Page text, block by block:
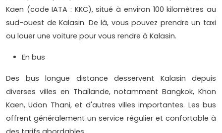
Kaen (code IATA : KKC), situé à environ 100 kilomètres au
sud-ouest de Kalasin. De là, vous pouvez prendre un taxi
ou louer une voiture pour vous rendre à Kalasin.
En bus
Des bus longue distance desservent Kalasin depuis
diverses villes en Thaïlande, notamment Bangkok, Khon
Kaen, Udon Thani, et d'autres villes importantes. Les bus
offrent généralement un service régulier et confortable à